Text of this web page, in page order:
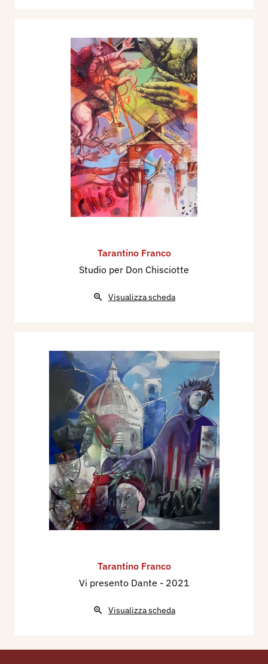
Tarantino Franco
Studio per Don Chisciotte
Visualizza scheda
Tarantino Franco
Vi presento Dante - 2021
Visualizza scheda